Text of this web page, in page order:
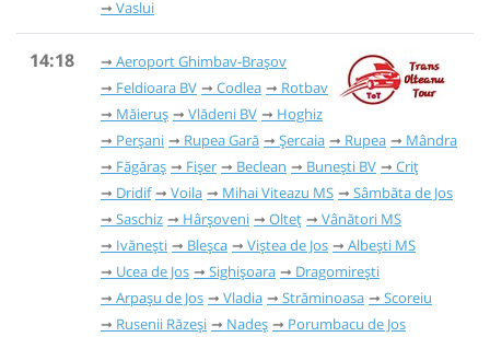
Vaslui
14:18
Aeroport Ghimbav-Brașov
Feldioara BV
Codlea
Rotbav
Măieruș
Vlădeni BV
Hoghiz
Perșani
Rupea Gară Șercaia Rupea
Mândra
Făgăraș
Fișer Beclean Bunești BV
Criț
Dridif
Voila Mihai Viteazu MS
Sâmbăta de Jos
Saschiz
Hârșoveni Olteț
Vânători MS
Ivănești
Bleșca Viștea de Jos
Albești MS
Ucea de Jos
Sighișoara
Dragomirești
Arpașu de Jos
Vladia Străminoasa
Scoreiu
Rusenii Răzeși
Nadeș
Porumbacu de Jos